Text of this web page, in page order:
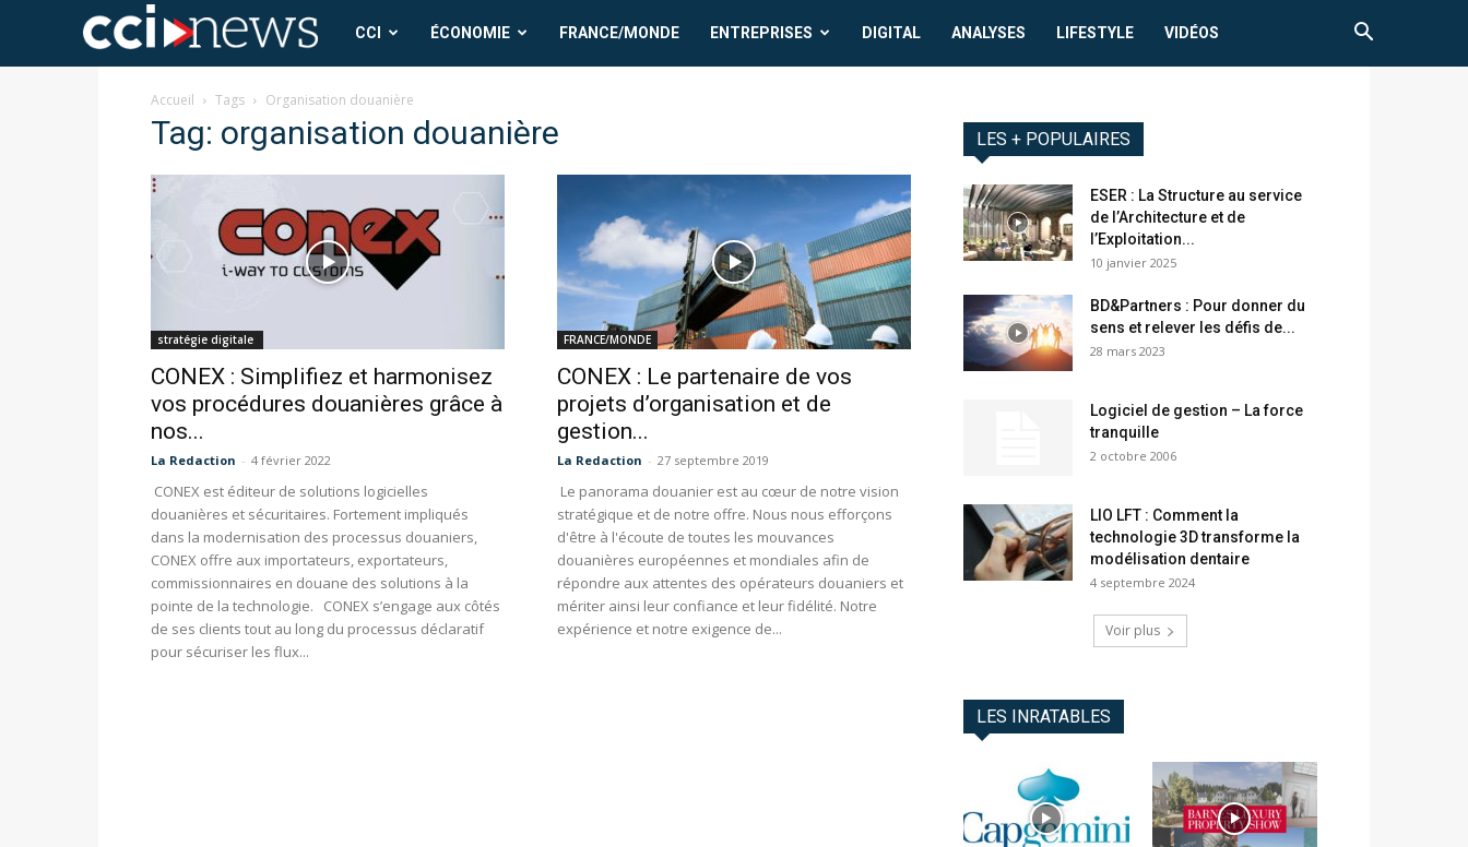
CCI
News
CCI ÉCONOMIE FRANCE/MONDE ENTREPRISES DIGITAL ANALYSES LIFESTYLE VIDÉOS
Accueil Tags Organisation douanière
Tag: organisation douanière
stratégie digitale
CONEX : Simplifiez et harmonisez
vos procédures douanières grâce à
nos...
La Redaction - 4 février 2022
CONEX est éditeur de solutions logicielles
douanières et sécuritaires. Fortement impliqués
dans la modernisation des processus douaniers,
CONEX offre aux importateurs, exportateurs,
commissionnaires en douane des solutions à la
pointe de la technologie. CONEX s’engage aux côtés
de ses clients tout au long du processus déclaratif
pour sécuriser les flux...
FRANCE/MONDE
CONEX : Le partenaire de vos
projets d’organisation et de
gestion...
La Redaction - 27 septembre 2019
Le panorama douanier est au cœur de notre vision
stratégique et de notre offre. Nous nous efforçons
d'être à l'écoute de toutes les mouvances
douanières européennes et mondiales afin de
répondre aux attentes des opérateurs douaniers et
mériter ainsi leur confiance et leur fidélité. Notre
expérience et notre exigence de...
LES + POPULAIRES
ESER : La Structure au service
de l’Architecture et de
l’Exploitation...
10 janvier 2025
BD&Partners : Pour donner du
sens et relever les défis de...
28 mars 2023
Logiciel de gestion – La force
tranquille
2 octobre 2006
LIO LFT : Comment la
technologie 3D transforme la
modélisation dentaire
4 septembre 2024
Voir plus
LES INRATABLES